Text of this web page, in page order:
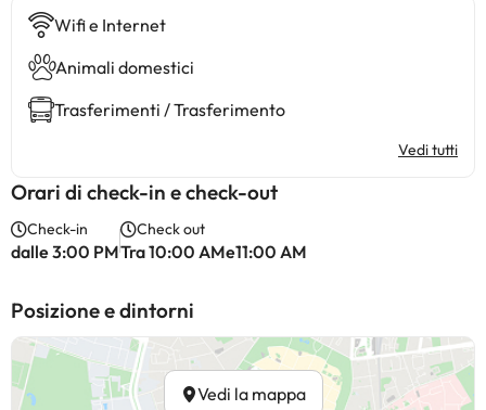
Wifi e Internet
Animali domestici
Trasferimenti / Trasferimento
Vedi tutti
Orari di check-in e check-out
Check-in
dalle 3:00 PM
Check out
Tra 10:00 AMe11:00 AM
Posizione e dintorni
Vedi la mappa